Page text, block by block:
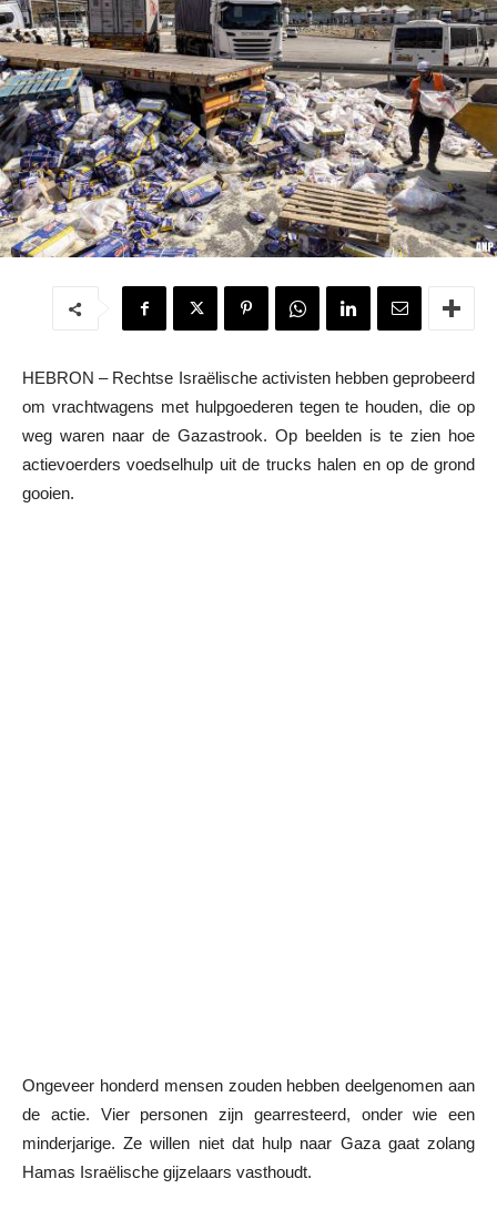
HEBRON – Rechtse Israëlische activisten hebben geprobeerd
om vrachtwagens met hulpgoederen tegen te houden, die op
weg waren naar de Gazastrook. Op beelden is te zien hoe
actievoerders voedselhulp uit de trucks halen en op de grond
gooien.
Ongeveer honderd mensen zouden hebben deelgenomen aan
de actie. Vier personen zijn gearresteerd, onder wie een
minderjarige. Ze willen niet dat hulp naar Gaza gaat zolang
Hamas Israëlische gijzelaars vasthoudt.